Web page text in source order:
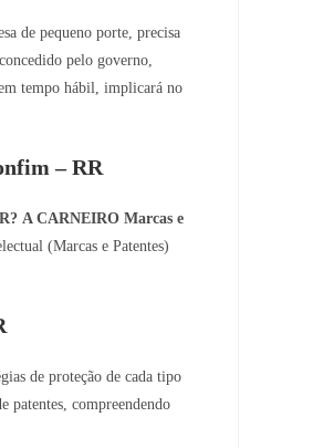
de pequeno porte, precisa
pelo governo,
tempo hábil, implicará no
– RR
A CARNEIRO Marcas e
(Marcas e Patentes)
de proteção de cada tipo
patentes, compreendendo